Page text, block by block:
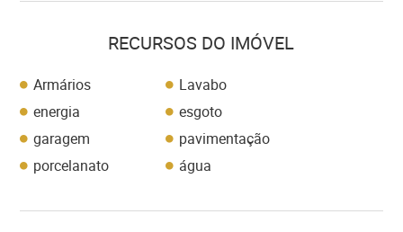
RECURSOS DO IMÓVEL
Armários
Lavabo
energia
esgoto
garagem
pavimentação
porcelanato
água